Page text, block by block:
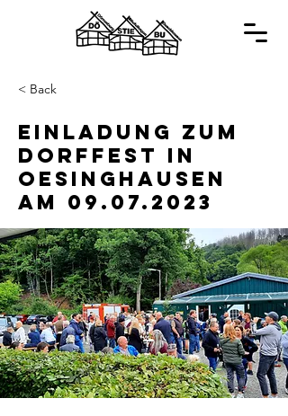
< Back
Einladung zum
Dorffest in
Oesinghausen
am 09.07.2023